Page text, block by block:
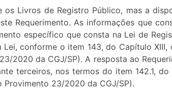
Livros de Registro Público, mas a
Requerimento. As informações que
específico que consta na Lei de
conforme o item 143, do Capítulo XIII,
2020 da CGJ/SP). A resposta ao
terceiros, nos termos do item 142.1, do
23/2020 da CGJ/SP).